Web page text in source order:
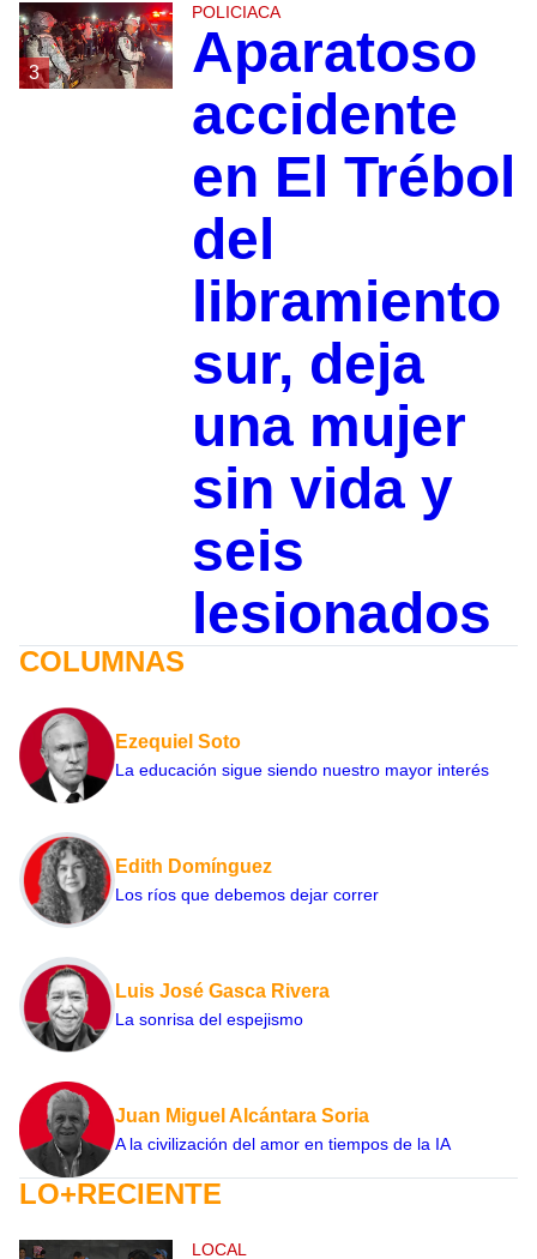
3
POLICIACA
Aparatoso
accidente
en El Trébol
del
libramiento
sur, deja
una mujer
sin vida y
seis
lesionados
COLUMNAS
Ezequiel Soto
La educación sigue siendo nuestro mayor interés
Edith Domínguez
Los ríos que debemos dejar correr
Luis José Gasca Rivera
La sonrisa del espejismo
Juan Miguel Alcántara Soria
A la civilización del amor en tiempos de la IA
LO+RECIENTE
LOCAL